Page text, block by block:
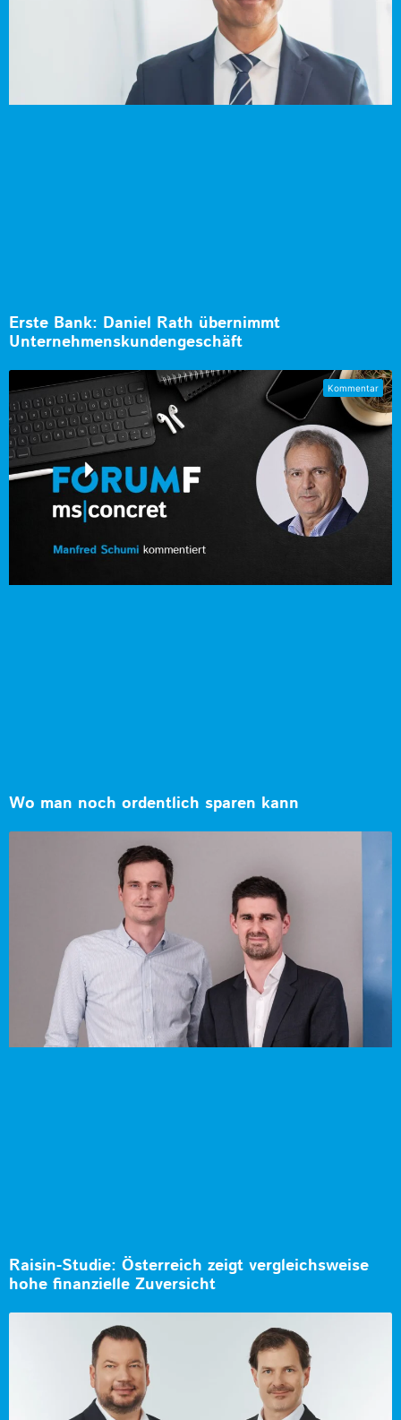
Erste Bank: Daniel Rath übernimmt
Unternehmenskundengeschäft
Wo man noch ordentlich sparen kann
Raisin-Studie: Österreich zeigt vergleichsweise
hohe finanzielle Zuversicht